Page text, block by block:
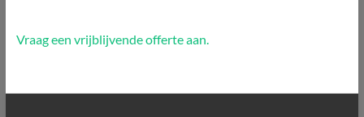
Vraag een vrijblijvende offerte aan.